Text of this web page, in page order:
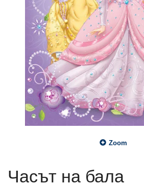
Zoom
Часът на бала